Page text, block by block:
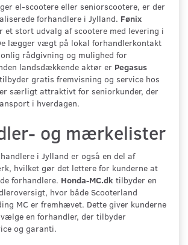
el-scootere eller seniorscootere, er der
forhandlere i Jylland. Fønix
et stort udvalg af scootere med levering i
lægger vægt på lokal forhandlerkontakt
rådgivning og mulighed for
landsdækkende aktør er Pegasus
gratis fremvisning og service hos
særligt attraktivt for seniorkunder, der
i hverdagen.
og mærkelister
i Jylland er også en del af
hvilket gør det lettere for kunderne at
forhandlere. Honda-MC.dk tilbyder en
hvor både Scooterland
MC er fremhævet. Dette giver kunderne
en forhandler, der tilbyder
og garanti.